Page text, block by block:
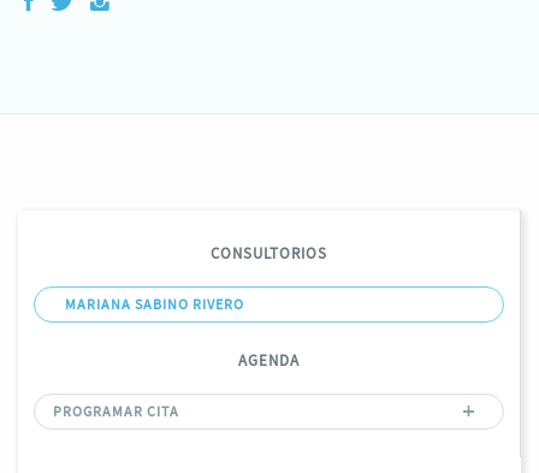
CONSULTORIOS
MARIANA SABINO RIVERO
AGENDA
PROGRAMAR CITA